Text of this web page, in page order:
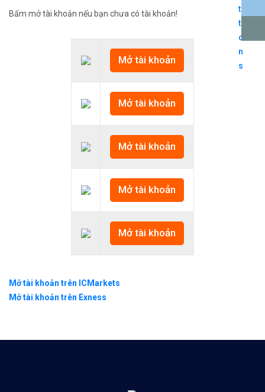
Bấm mở tài khoản nếu bạn chưa có tài khoản!
Mở tài khoản
Mở tài khoản
Mở tài khoản
Mở tài khoản
Mở tài khoản
Mở tài khoản trên ICMarkets
Mở tài khoản trên Exness